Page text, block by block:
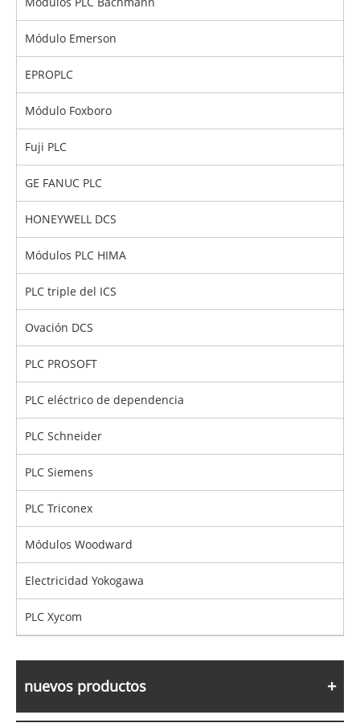
Módulo Emerson
EPROPLC
Módulo Foxboro
Fuji PLC
GE FANUC PLC
HONEYWELL DCS
Módulos PLC HIMA
PLC triple del ICS
Ovación DCS
PLC PROSOFT
PLC eléctrico de dependencia
PLC Schneider
PLC Siemens
PLC Triconex
Módulos Woodward
Electricidad Yokogawa
PLC Xycom
nuevos productos